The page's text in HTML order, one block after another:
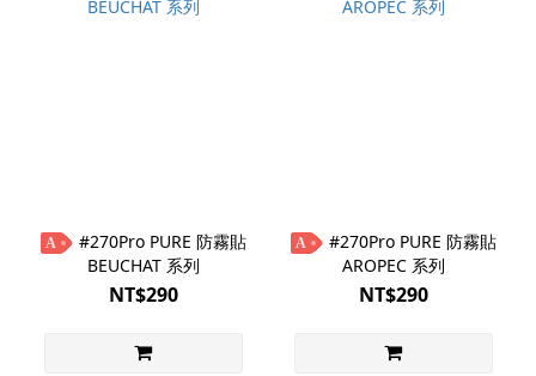
A
BEUCHAT 系列
NT$290
A
AROPEC 系列
NT$290